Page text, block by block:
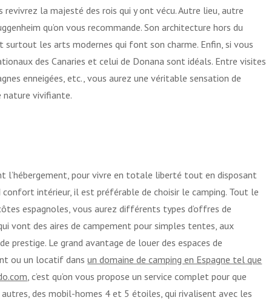
la majesté des rois qui y ont vécu. Autre lieu, autre
qu’on vous recommande. Son architecture hors du
surtout les arts modernes qui font son charme. Enfin, si vous
des Canaries et celui de Donana sont idéals. Entre visites
enneigées, etc., vous aurez une véritable sensation de
nature vivifiante.
l’hébergement, pour vivre en totale liberté tout en disposant
confort intérieur, il est préférable de choisir le camping. Tout le
espagnoles, vous aurez différents types d’offres de
vont des aires de campement pour simples tentes, aux
prestige. Le grand avantage de louer des espaces de
ou un locatif dansun domaine de camping en Espagne tel que
, c’est qu’on vous propose un service complet pour que
des mobil-homes 4 et 5 étoiles, qui rivalisent avec les